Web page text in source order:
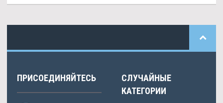
ПРИСОЕДИНЯЙТЕСЬ
СЛУЧАЙНЫЕ
КАТЕГОРИИ